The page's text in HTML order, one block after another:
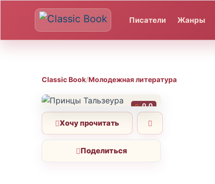
Писатели Жанры
Classic Book/Молодежная литература
0.0
Хочу прочитать
Поделиться